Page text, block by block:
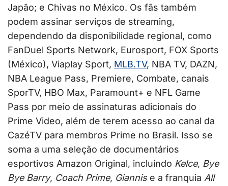
Japão; e Chivas no México. Os fãs também
podem assinar serviços de streaming,
dependendo da disponibilidade regional, como
FanDuel Sports Network, Eurosport, FOX Sports
(México), Viaplay Sport, MLB.TV, NBA TV, DAZN,
NBA League Pass, Premiere, Combate, canais
SporTV, HBO Max, Paramount+ e NFL Game
Pass por meio de assinaturas adicionais do
Prime Video, além de terem acesso ao canal da
CazéTV para membros Prime no Brasil. Isso se
soma a uma seleção de documentários
esportivos Amazon Original, incluindo Kelce, Bye
Bye Barry, Coach Prime, Giannise a franquia All